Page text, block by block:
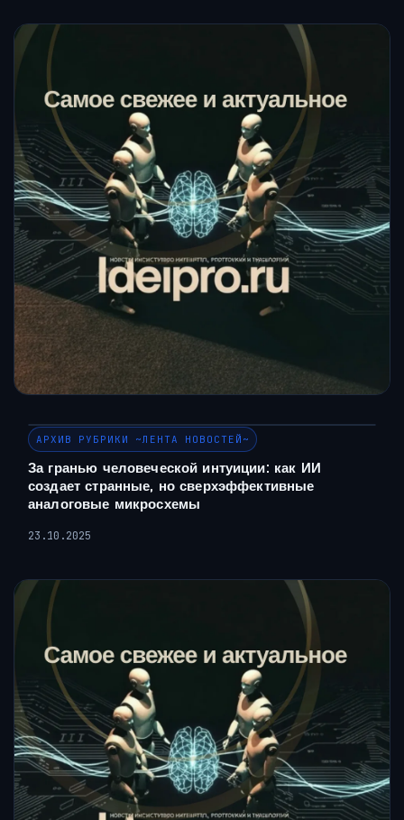
АРХИВ РУБРИКИ ~ЛЕНТА НОВОСТЕЙ~
За гранью человеческой интуиции: как ИИ
создает странные, но сверхэффективные
аналоговые микросхемы
23.10.2025